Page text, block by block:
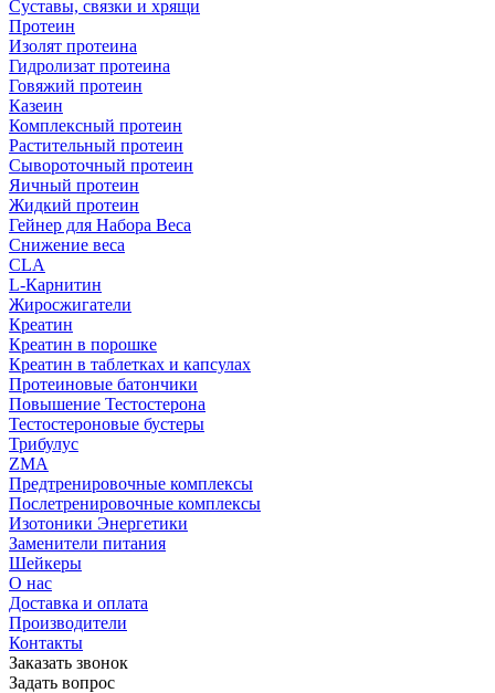
Суставы, связки и хрящи
Протеин
Изолят протеина
Гидролизат протеина
Говяжий протеин
Казеин
Комплексный протеин
Растительный протеин
Сывороточный протеин
Яичный протеин
Жидкий протеин
Гейнер для Набора Веса
Снижение веса
CLA
L-Карнитин
Жиросжигатели
Креатин
Креатин в порошке
Креатин в таблетках и капсулах
Протеиновые батончики
Повышение Тестостерона
Тестостероновые бустеры
Трибулус
ZMA
Предтренировочные комплексы
Послетренировочные комплексы
Изотоники Энергетики
Заменители питания
Шейкеры
О нас
Доставка и оплата
Производители
Контакты
Заказать звонок
Задать вопрос